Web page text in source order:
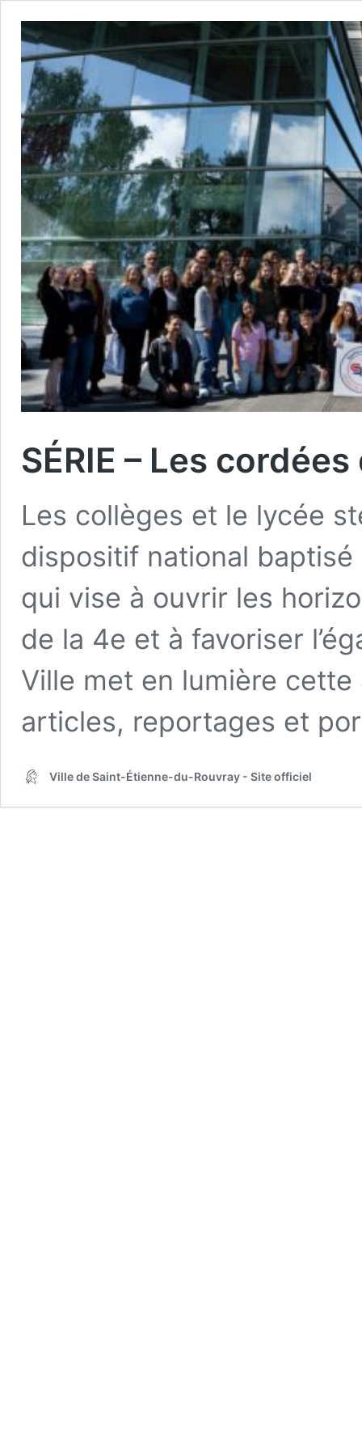
SÉRIE – Les
Les collèges et le lycée
dispositif national baptisé
qui vise à ouvrir les
de la 4e et à favoriser
Ville met en lumière
articles, reportages et
Ville de Saint-Étienne-du-Rouvray - Site officiel